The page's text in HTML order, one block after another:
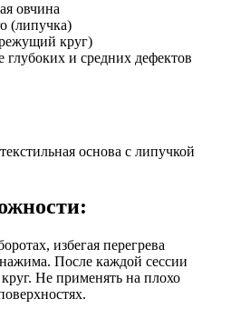
овчина
(липучка)
круг)
глубоких и средних дефектов
основа с липучкой
избегая перегрева
После каждой сессии
Не применять на плохо